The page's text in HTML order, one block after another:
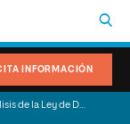
INFORMACIÓN